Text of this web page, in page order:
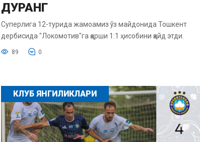
ДУРАНГ
Суперлига 12-турида жамоамиз ўз майдонида Тошкент
дербисида "Локомотив"га қарши 1:1 ҳисобини қайд этди.
89 0
КЛУБ ЯНГИЛИКЛАРИ